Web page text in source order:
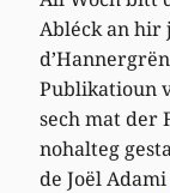
Abléck an hir
Publikatioun
sech mat der
nohalteg
de Joël